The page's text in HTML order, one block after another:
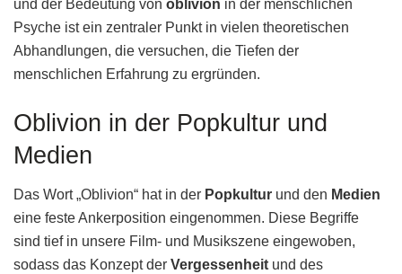
und der Bedeutung von oblivion in der menschlichen
Psyche ist ein zentraler Punkt in vielen theoretischen
Abhandlungen, die versuchen, die Tiefen der
menschlichen Erfahrung zu ergründen.
Oblivion in der Popkultur und
Medien
Das Wort „Oblivion“ hat in der Popkultur und den Medien
eine feste Ankerposition eingenommen. Diese Begriffe
sind tief in unsere Film- und Musikszene eingewoben,
sodass das Konzept der Vergessenheit und des